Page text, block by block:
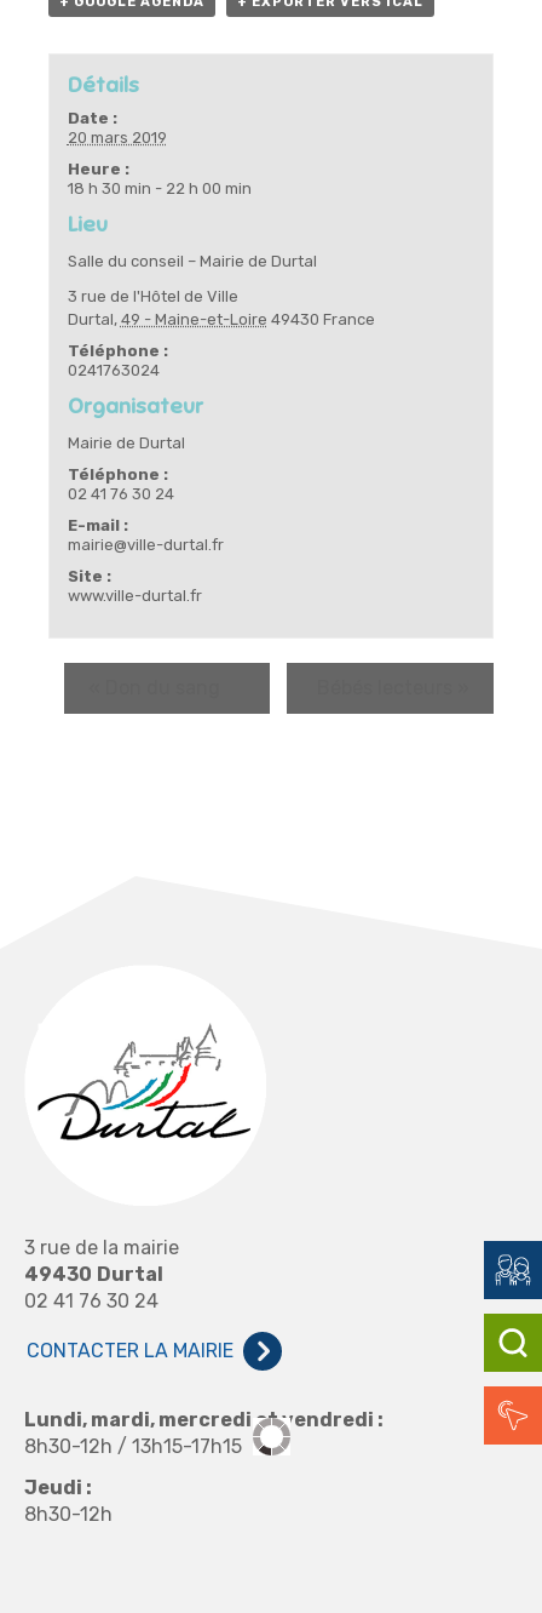
Détails
Date :
20 mars 2019
Heure :
18 h 30 min - 22 h 00 min
Lieu
Salle du conseil – Mairie de Durtal
3 rue de l'Hôtel de Ville
Durtal, 49 - Maine-et-Loire 49430 France
Téléphone :
0241763024
Organisateur
Mairie de Durtal
Téléphone :
02 41 76 30 24
E-mail :
mairie@ville-durtal.fr
Site :
www.ville-durtal.fr
3 rue de la mairie
49430 Durtal
02 41 76 30 24
CONTACTER LA MAIRIE
Lundi, mardi, mercredi et vendredi :
8h30-12h / 13h15-17h15
Jeudi :
8h30-12h